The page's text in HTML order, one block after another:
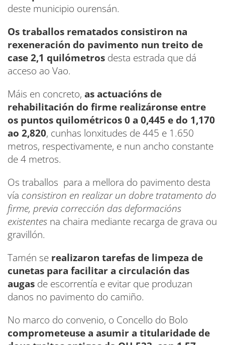
deste municipio ourensán.
Os traballos rematados consistiron na
rexeneración do pavimento nun treito de
case 2,1 quilómetros desta estrada que dá
acceso ao Vao.
Máis en concreto, as actuacións de
rehabilitación do firme realizáronse entre
os puntos quilométricos 0 a 0,445 e do 1,170
ao 2,820, cunhas lonxitudes de 445 e 1.650
metros, respectivamente, e nun ancho constante
de 4 metros.
Os traballos para a mellora do pavimento desta
vía consistiron en realizar un dobre tratamento do
firme, previa corrección das deformacións
existentes na chaira mediante recarga de grava ou
gravillón.
Tamén se realizaron tarefas de limpeza de
cunetas para facilitar a circulación das
augas de escorrentía e evitar que produzan
danos no pavimento do camiño.
No marco do convenio, o Concello do Bolo
comprometeuse a asumir a titularidade de